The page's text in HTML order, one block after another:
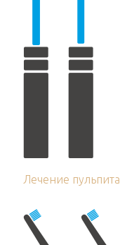
Лечение пульпита